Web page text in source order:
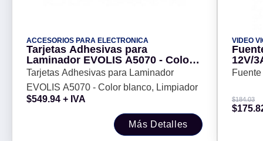
ACCESORIOS PARA ELECTRONICA
Tarjetas Adhesivas para
Laminador EVOLIS A5070 - Color
blanco, Limpiador
Tarjetas Adhesivas para Laminador
EVOLIS A5070 - Color blanco, Limpiador
$549.94 + IVA
Más Detalles
VIDEO
12V/
$184.03
$